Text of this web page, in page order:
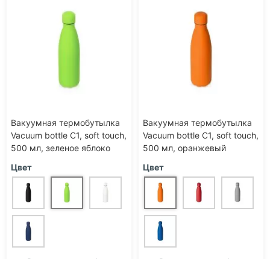
Вакуумная термобутылка
Vacuum bottle C1, soft touch,
500 мл, зеленое яблоко
Цвет
Вакуумная термобутылка
Vacuum bottle C1, soft touch,
500 мл, оранжевый
Цвет